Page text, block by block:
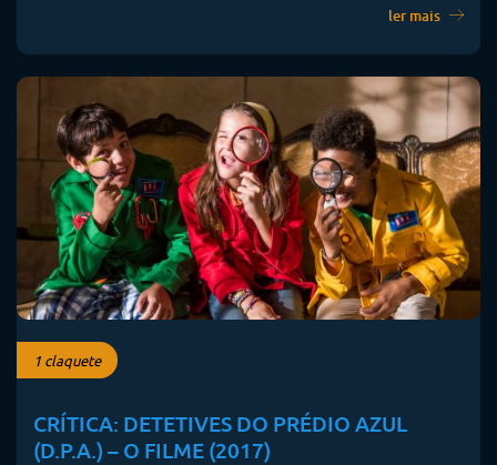
ler mais
1 claquete
CRÍTICA: DETETIVES DO PRÉDIO AZUL
(D.P.A.) – O FILME (2017)